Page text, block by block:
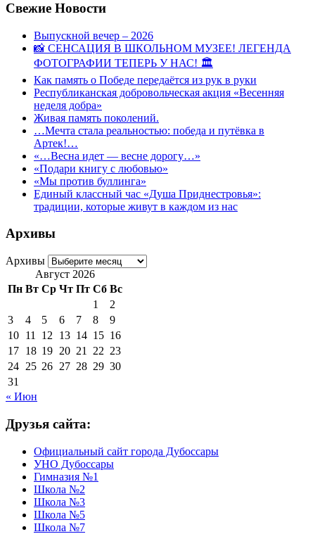
Свежие Новости
Выпускной вечер – 2026
📸 СЕНСАЦИЯ В ШКОЛЬНОМ МУЗЕЕ! ЛЕГЕНДА
ФОТОГРАФИИ ТЕПЕРЬ У НАС! 🏛
Как память о Победе передаётся из рук в руки
Республиканская добровольческая акция «Весенняя
неделя добра»
Живая память поколений.
…Мечта стала реальностью: победа и путёвка в
Артек!…
«…Весна идет — весне дорогу…»
«Подари книгу с любовью»
«Мы против буллинга»
Единый классный час «Душа Приднестровья»:
традиции, которые живут в каждом из нас
Архивы
Архивы
Август 2026
Пн Вт Ср Чт Пт Сб Вс
1
2
3
4 5 6 7 8
9
10 11 12 13 14 15 16
17 18 19 20 21 22 23
24 25 26 27 28 29 30
31
« Июн
Друзья сайта:
Официальный сайт города Дубоссары
УНО Дубоссары
Гимназия №1
Школа №2
Школа №3
Школа №5
Школа №7